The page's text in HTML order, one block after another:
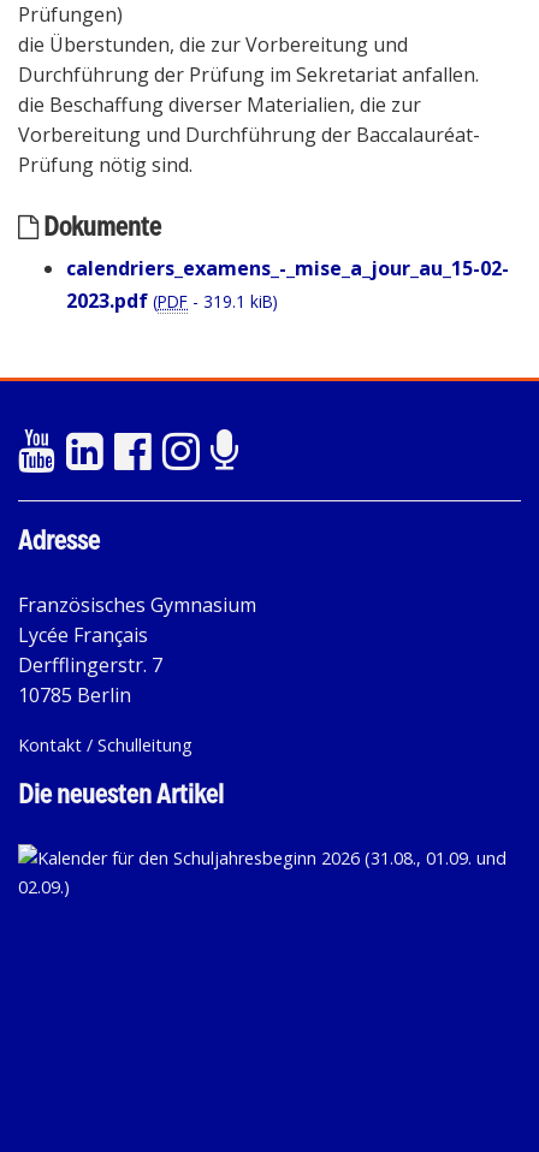
Prüfungen)
die Überstunden, die zur Vorbereitung und
Durchführung der Prüfung im Sekretariat anfallen.
die Beschaffung diverser Materialien, die zur
Vorbereitung und Durchführung der Baccalauréat-
Prüfung nötig sind.
Dokumente
calendriers_examens_-_mise_a_jour_au_15-02-
2023.pdf (PDF - 319.1 kiB)
Adresse
Französisches Gymnasium
Lycée Français
Derfflingerstr. 7
10785 Berlin
Kontakt / Schulleitung
Die neuesten Artikel